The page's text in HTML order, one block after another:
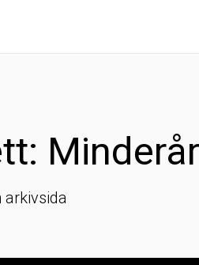
arkivsida